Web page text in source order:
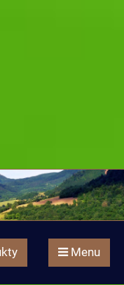
Menu